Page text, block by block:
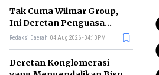
Tak Cuma Wilmar Group,
Ini Deretan Penguasa
Bisnis Beras di Indonesia
Redaksi Daerah 04 Aug 2026 - 04:10PM
Deretan Konglomerasi